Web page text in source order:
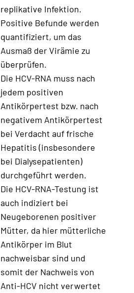
replikative Infektion.
Positive Befunde werden
quantifiziert, um das
Ausmaß der Virämie zu
überprüfen.
Die HCV-RNA muss nach
jedem positiven
Antikörpertest bzw. nach
negativem Antikörpertest
bei Verdacht auf frische
Hepatitis (insbesondere
bei Dialysepatienten)
durchgeführt werden.
Die HCV-RNA-Testung ist
auch indiziert bei
Neugeborenen positiver
Mütter, da hier mütterliche
Antikörper im Blut
nachweisbar sind und
somit der Nachweis von
Anti-HCV nicht verwertet